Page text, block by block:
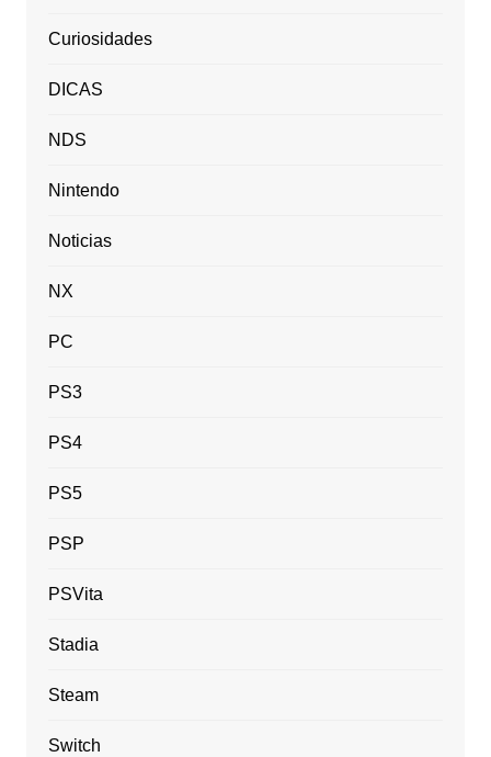
Curiosidades
DICAS
NDS
Nintendo
Noticias
NX
PC
PS3
PS4
PS5
PSP
PSVita
Stadia
Steam
Switch